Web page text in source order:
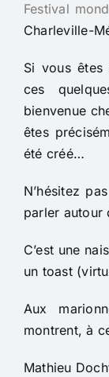
Festival
Charleville-
Si vous
ces
bienvenue
êtes
été créé…
N’hésitez
parler autour
C’est une
un toast
Aux
montrent, à
Mathieu